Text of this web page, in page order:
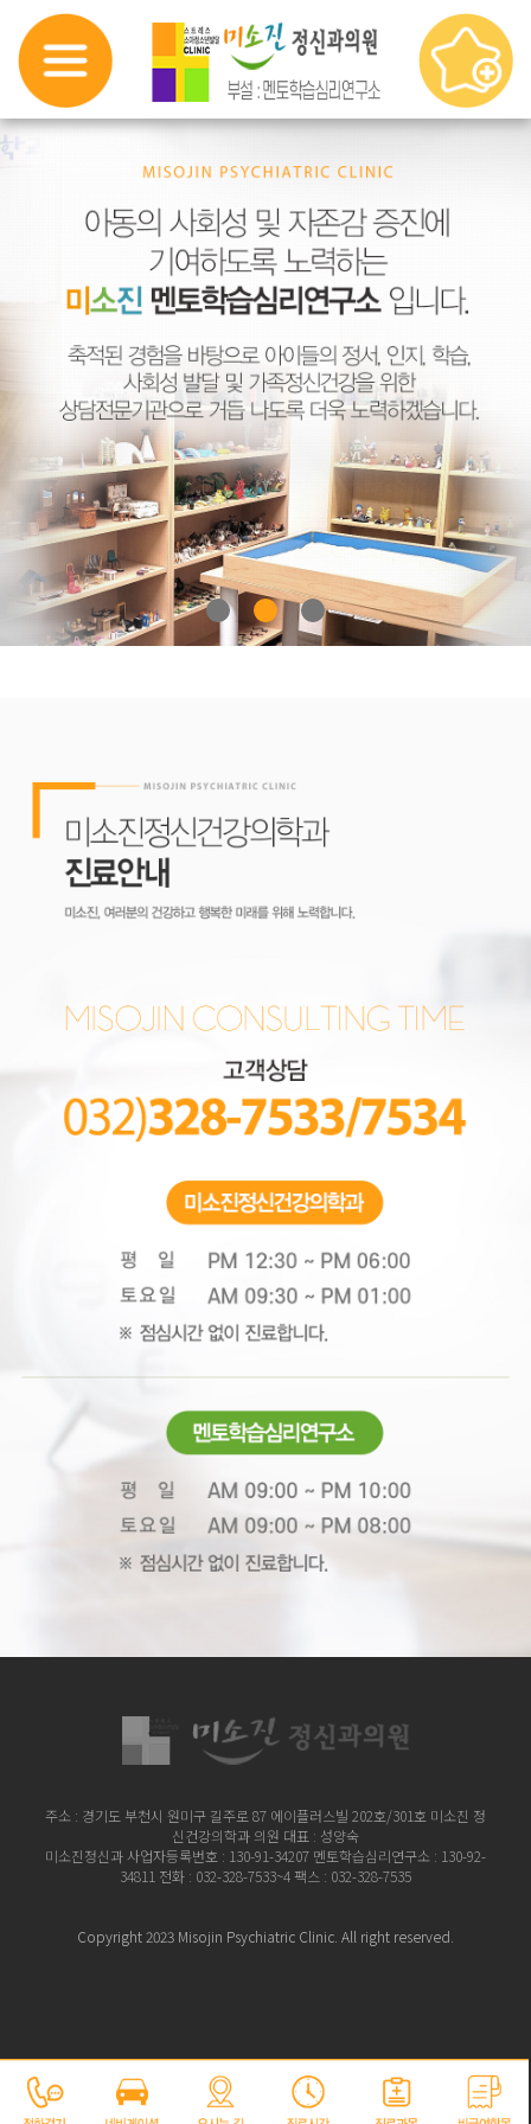
주소 : 경기도 부천시 원미구 길주로 87 에이플러스빌 202호/301호 미소진 정
신건강의학과 의원 대표 : 성양숙
미소진정신과 사업자등록번호 : 130-91-34207 멘토학습심리연구소 : 130-92-
34811 전화 : 032-328-7533~4 팩스 : 032-328-7535
Copyright 2023 Misojin Psychiatric Clinic. All right reserved.